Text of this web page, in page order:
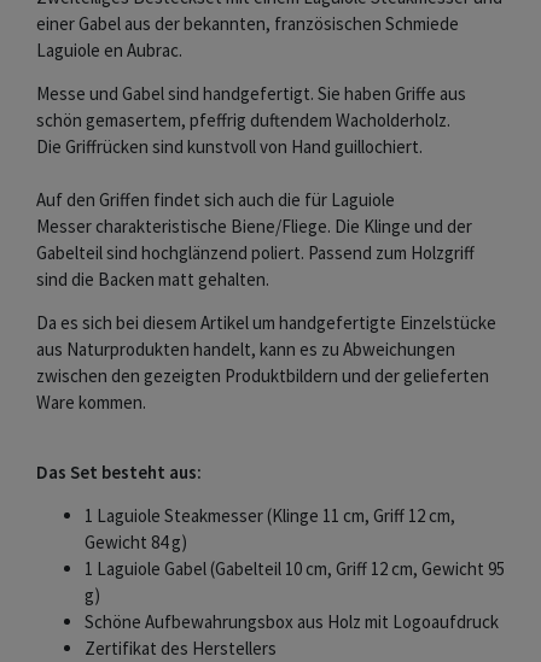
einer Gabel aus der bekannten, französischen Schmiede
Laguiole en Aubrac.
Messe und Gabel sind handgefertigt. Sie haben Griffe aus
schön gemasertem, pfeffrig duftendem Wacholderholz.
Die Griffrücken sind kunstvoll von Hand guillochiert.
Auf den Griffen findet sich auch die für Laguiole
Messer charakteristische Biene/Fliege. Die Klinge und der
Gabelteil sind hochglänzend poliert. Passend zum Holzgriff
sind die Backen matt gehalten.
Da es sich bei diesem Artikel um handgefertigte Einzelstücke
aus Naturprodukten handelt, kann es zu Abweichungen
zwischen den gezeigten Produktbildern und der gelieferten
Ware kommen.
Das Set besteht aus:
1 Laguiole Steakmesser (Klinge 11 cm, Griff 12 cm,
Gewicht 84 g)
1 Laguiole Gabel (Gabelteil 10 cm, Griff 12 cm, Gewicht 95
g)
Schöne Aufbewahrungsbox aus Holz mit Logoaufdruck
Zertifikat des Herstellers